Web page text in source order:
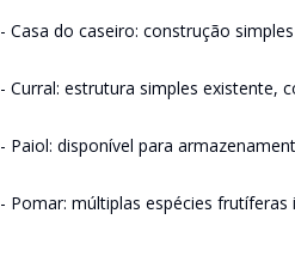
- Casa do caseiro: construção
- Curral: estrutura simples existente,
- Paiol: disponível para
- Pomar: múltiplas espécies frutíferas